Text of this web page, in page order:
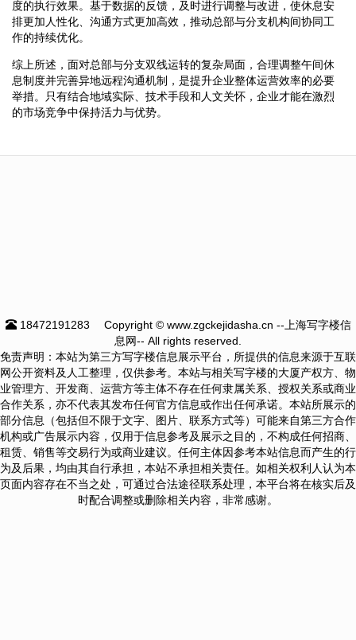
度的执行效果。基于数据的反馈，及时进行调整与改进，使休息安
排更加人性化、沟通方式更加高效，推动总部与分支机构间协同工
作的持续优化。
综上所述，面对总部与分支双线运转的复杂局面，合理调整午间休
息制度并完善异地远程沟通机制，是提升企业整体运营效率的必要
举措。只有结合地域实际、技术手段和人文关怀，企业才能在激烈
的市场竞争中保持活力与优势。
18472191283
Copyright © www.zgckejidasha.cn --上海写字楼信
息网-- All rights reserved.
免责声明：本站为第三方写字楼信息展示平台，所提供的信息来源于互联
网公开资料及人工整理，仅供参考。本站与相关写字楼的大厦产权方、物
业管理方、开发商、运营方等主体不存在任何隶属关系、授权关系或商业
合作关系，亦不代表其发布任何官方信息或作出任何承诺。本站所展示的
部分信息（包括但不限于文字、图片、联系方式等）可能来自第三方合作
机构或广告展示内容，仅用于信息参考及展示之目的，不构成任何招商、
租赁、销售等交易行为或商业建议。任何主体因参考本站信息而产生的行
为及后果，均由其自行承担，本站不承担相关责任。如相关权利人认为本
页面内容存在不当之处，可通过合法途径联系处理，本平台将在核实后及
时配合调整或删除相关内容，非常感谢。